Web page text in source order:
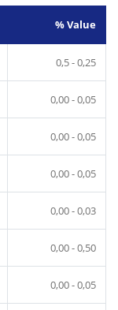
% Value
0,5 - 0,25
0,00 - 0,05
0,00 - 0,05
0,00 - 0,05
0,00 - 0,03
0,00 - 0,50
0,00 - 0,05